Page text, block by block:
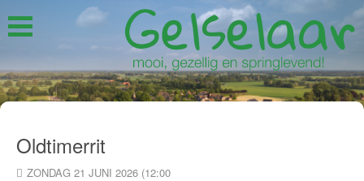
Oldtimerrit
ZONDAG 21 JUNI 2026 (12:00